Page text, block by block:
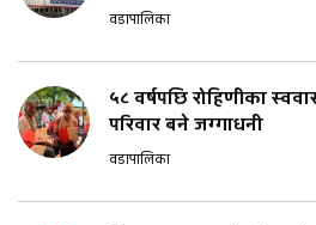
वडापालिका
५८ वर्षपछि रोहिणीका
परिवार बने जग्गाधनी
वडापालिका